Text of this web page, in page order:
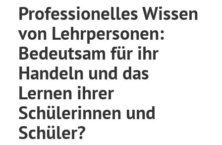
Professionelles Wissen
von Lehrpersonen:
Bedeutsam für ihr
Handeln und das
Lernen ihrer
Schülerinnen und
Schüler?